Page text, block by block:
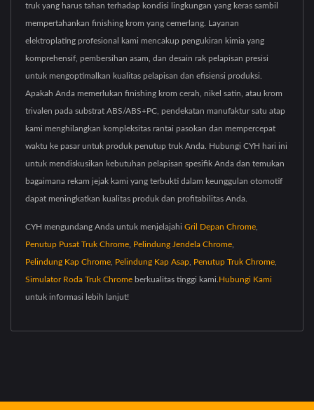
truk yang harus tahan terhadap kondisi lingkungan yang keras sambil
mempertahankan finishing krom yang cemerlang. Layanan
elektroplating profesional kami mencakup pengukiran kimia yang
komprehensif, pembersihan asam, dan desain rak pelapisan presisi
untuk mengoptimalkan kualitas pelapisan dan efisiensi produksi.
Apakah Anda memerlukan finishing krom cerah, nikel satin, atau krom
trivalen pada substrat ABS/ABS+PC, pendekatan manufaktur satu atap
kami menghilangkan kompleksitas rantai pasokan dan mempercepat
waktu ke pasar untuk produk penutup truk Anda. Hubungi CYH hari ini
untuk mendiskusikan kebutuhan pelapisan spesifik Anda dan temukan
bagaimana rekam jejak kami yang terbukti dalam keunggulan otomotif
dapat meningkatkan kualitas produk dan profitabilitas Anda.
CYH mengundang Anda untuk menjelajahi Gril Depan Chrome
Penutup Pusat Truk Chrome Pelindung Jendela Chrome
Pelindung Kap Chrome Pelindung Kap Asap Penutup Truk Chrome
Simulator Roda Truk Chrome berkualitas tinggi kami. Hubungi Kami
untuk informasi lebih lanjut!